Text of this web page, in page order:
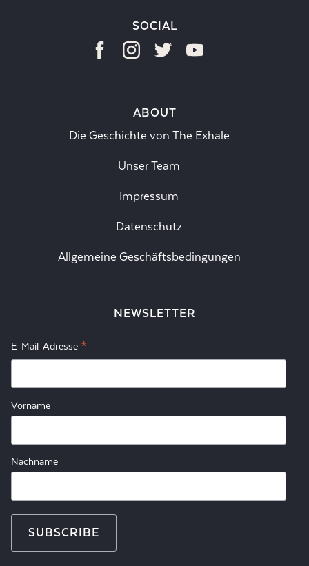
SOCIAL
ABOUT
Die Geschichte von The Exhale
Unser Team
Impressum
Datenschutz
Allgemeine Geschäftsbedingungen
NEWSLETTER
E-Mail-Adresse *
Vorname
Nachname